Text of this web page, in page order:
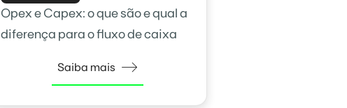
Opex e Capex: o que são e qual a
diferença para o fluxo de caixa
Saiba mais